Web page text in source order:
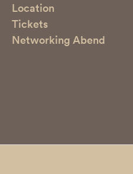
Location
Tickets
Networking Abend